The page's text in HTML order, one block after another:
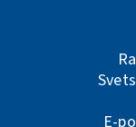
E-